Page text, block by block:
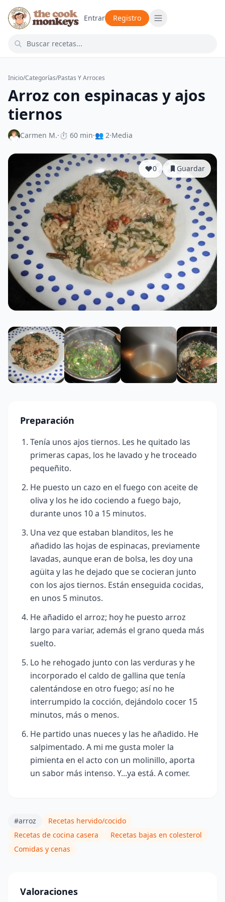
Entrar Registro
Inicio/Categorías/Pastas Y Arroces
Arroz con espinacas y ajos
tiernos
Carmen M.·⏱ 60 min·👥 2·Media
0 Guardar
Preparación
Tenía unos ajos tiernos. Les he quitado las
primeras capas, los he lavado y he troceado
pequeñito.
He puesto un cazo en el fuego con aceite de
oliva y los he ido cociendo a fuego bajo,
durante unos 10 a 15 minutos.
Una vez que estaban blanditos, les he
añadido las hojas de espinacas, previamente
lavadas, aunque eran de bolsa, les doy una
agüita y las he dejado que se cocieran junto
con los ajos tiernos. Están enseguida cocidas,
en unos 5 minutos.
He añadido el arroz; hoy he puesto arroz
largo para variar, además el grano queda más
suelto.
Lo he rehogado junto con las verduras y he
incorporado el caldo de gallina que tenía
calentándose en otro fuego; así no he
interrumpido la cocción, dejándolo cocer 15
minutos, más o menos.
He partido unas nueces y las he añadido. He
salpimentado. A mi me gusta moler la
pimienta en el acto con un molinillo, aporta
un sabor más intenso. Y...ya está. A comer.
#arroz
Recetas hervido/cocido
Recetas de cocina casera
Recetas bajas en colesterol
Comidas y cenas
Valoraciones